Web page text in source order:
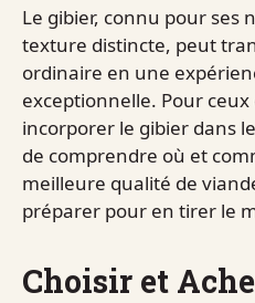
Le gibier, connu pour ses
texture distincte, peut
ordinaire en une
exceptionnelle. Pour
incorporer le gibier dans
de comprendre où et
meilleure qualité de
préparer pour en tirer le
Choisir et